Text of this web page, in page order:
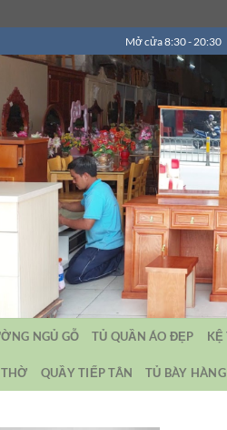
Mở cửa 8:30 - 20:30
NGỦ GỖ TỦ QUẦN ÁO ĐẸP KỆ
QUẦY TIẾP TÂN TỦ BÀY